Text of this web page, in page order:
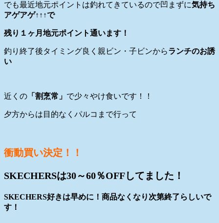
でも最近地元ポイントは釣れてきているので凹まずに気持ち
アゲアゲ↑↑↑で
残り１ヶ月地元ポイント通います！
釣り終了後タイミング良く親ビン・子ビンからランチのお誘
い
近くの 「割烹常」 で少々やけ食いです！！
夕方からは目的なくパルコまで行って
衝動買い決定！！
SKECHERSは30～60％OFFしてました！
SKECHERS好きは早めに！商品なくなり次第終了らしいで
す！